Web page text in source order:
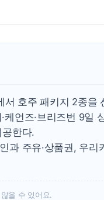
서 호주 패키지 2종을
케언즈·브리즈번 9일
한다.
과 주유·상품권, 우
을 수 있어요.